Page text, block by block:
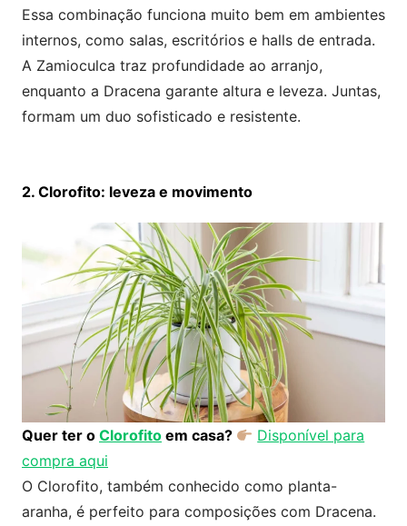
Essa combinação funciona muito bem em ambientes
internos, como salas, escritórios e halls de entrada.
A Zamioculca traz profundidade ao arranjo,
enquanto a Dracena garante altura e leveza. Juntas,
formam um duo sofisticado e resistente.
2. Clorofito: leveza e movimento
Quer ter o Clorofito em casa?
Disponível para
compra aqui
O Clorofito, também conhecido como planta-
aranha, é perfeito para composições com Dracena.